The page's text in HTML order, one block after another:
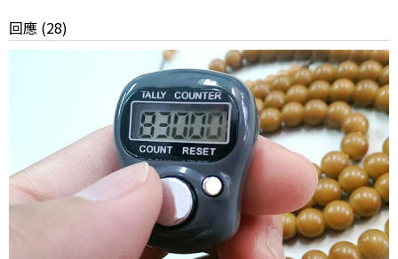
回應 (28)